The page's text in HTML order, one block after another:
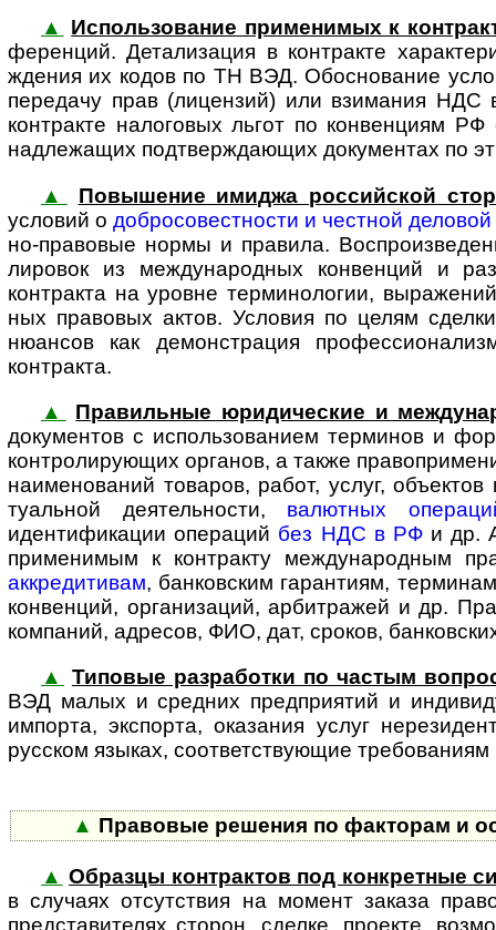
▲
Использование применимых к
фе­рен­ций. Детали­зация в контракте
ждения их кодов по ТН ВЭД. Обоснование
передачу прав (лицензий) или взимания НДС
контракте налоговых льгот по конвенциям
надлежащих под­твер­жда­ю­щих доку­ментах по
▲
Повышение имиджа рос­сий­ской
усло­вий одобросо­вестности и честной деловой
но-­пра­вовые нормы и правила.
лировок из между­на­род­ных конвенций и
контракта на уровне термино­логии,
ных правовых актов. Условия по целям
нюансов как демонстрация
контракта.
▲
Правильные юридические и
доку­мен­тов с исполь­зо­ва­нием терминов и
конт­ро­ли­ру­ю­щих органов, а также
наименований товаров, работ, услуг,
туальной деятель­ности, валютных
идентификации операций без НДС в РФи др.
применимым к контракту между­на­род­ным
аккредитивам, банковским гарантиям,
конвенций, организаций, арбитражей и др.
компаний, адресов, ФИО, дат, сроков,
▲
Типовые разработки по частым
ВЭД малых и средних предприятий и
импорта, экспорта, оказания услуг
русском языках, соот­вет­ст­ву­ю­щие
▲ Правовые решения по факторам и
▲ Образцы контрактов под конкретные
в случаях отсут­ствия на момент заказа